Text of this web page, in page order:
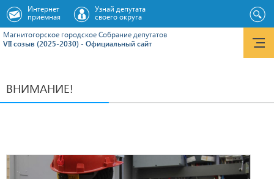
Магнитогорское городское Cобрание депутатов
VII созыв (2025-2030) - Официальный сайт
Интернет
приёмная
Узнай депутата
своего округа
ВНИМАНИЕ!